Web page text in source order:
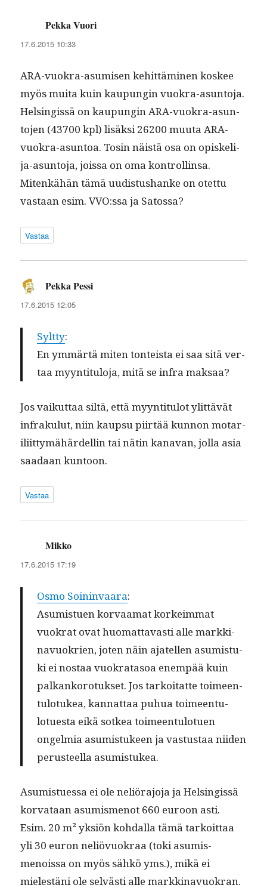
Pekka Vuori
17.6.2015 10:33
ARA-vuokra-asumisen kehit­tämi­nen kos­kee
myös mui­ta kuin kaupun­gin vuokra-asun­to­ja.
Helsingis­sä on kaupun­gin ARA-vuokra-asun­
to­jen (43700 kpl) lisäk­si 26200 muu­ta ARA-
vuokra-asun­toa. Tosin näistä osa on opiske­li­
ja-asun­to­ja, jois­sa on oma kon­trol­linsa.
Mitenkähän tämä uud­is­tushanke on otet­tu
vas­taan esim. VVO:ssa ja Satossa?
Vastaa
Pekka Pessi
17.6.2015 12:05
Sylt­ty:
En ymmärtä miten ton­teista ei saa sitä ver­
taa myyn­ti­t­u­lo­ja, mitä se infra maksaa?
Jos vaikut­taa siltä, että myyn­ti­t­u­lot ylit­tävät
infraku­lut, niin kaup­su piirtää kun­non motar­
ili­it­tymähärdellin tai nätin kana­van, jol­la asia
saadaan kuntoon.
Vastaa
Mikko
17.6.2015 17:19
Osmo Soin­in­vaara:
Asum­istuen kor­vaa­mat korkeim­mat
vuokrat ovat huo­mat­tavasti alle markki­
navuokrien, joten näin ajatellen asum­is­tu­
ki ei nos­taa vuokrata­soa enem­pää kuin
palkanko­ro­tuk­set. Jos tarkoi­tat­te toimeen­
tu­lo­tukea, kan­nat­taa puhua toimeen­tu­
lotues­ta eikä sotkea toimeen­tu­lotuen
ongelmia asum­is­tu­keen ja vas­tus­taa niiden
perus­teel­la asumistukea.
Asum­istues­sa ei ole neliöra­jo­ja ja Helsingis­sä
kor­vataan asum­is­menot 660 euroon asti.
Esim. 20 m² yksiön kohdal­la tämä tarkoit­taa
yli 30 euron neliövuokraa (toki asum­is­
menois­sa on myös sähkö yms.), mikä ei
mielestäni ole selvästi alle markki­navuokran.